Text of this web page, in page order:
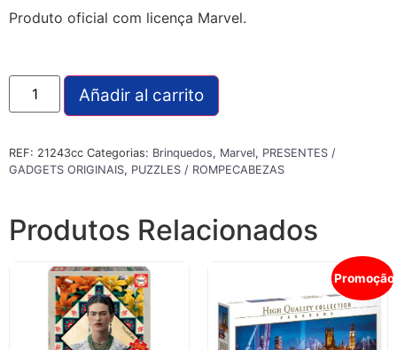
Produto oficial com licença Marvel.
Añadir al carrito
REF: 21243cc Categorias: Brinquedos, Marvel, PRESENTES /
GADGETS ORIGINAIS, PUZZLES / ROMPECABEZAS
Produtos Relacionados
Promoção!